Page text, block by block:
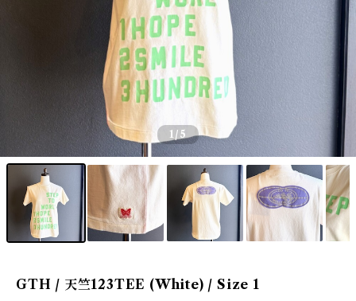
1 /5
GTH / 天竺123TEE (White) / Size 1